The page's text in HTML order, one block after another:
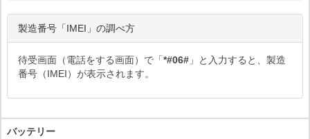
製造番号「IMEI」の調べ方
待受画面（電話をする画面）で「*#06# 」と入力すると、製造
番号（IMEI）が表示されます。
バッテリー